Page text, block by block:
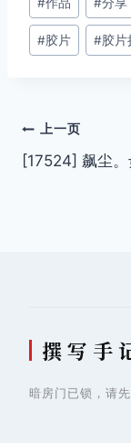
章
标
#胶片 #胶片
文
章
上一页
[17524] 飙尘。
撰 写 手
暗房门已锁，请先